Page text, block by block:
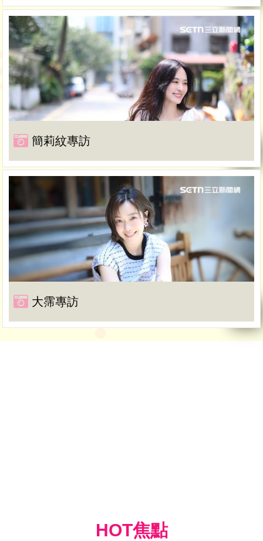
簡莉紋專訪
大霈專訪
HOT焦點